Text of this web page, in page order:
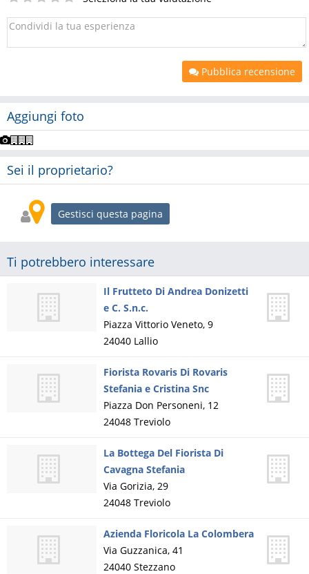
Pubblica recensione
Aggiungi foto
Sei il proprietario?
Gestisci questa pagina
Ti potrebbero interessare
Il Frutteto Di Andrea Donizetti
e C. S.n.c.
Piazza Vittorio Veneto, 9
24040 Lallio
Fiorista Rovaris Di Rovaris
Stefania e Cristina Snc
Piazza Don Personeni, 12
24048 Treviolo
La Bottega Del Fiorista Di
Cavagna Stefania
Via Gorizia, 29
24048 Treviolo
Azienda Floricola La Colombera
Via Guzzanica, 41
24040 Stezzano